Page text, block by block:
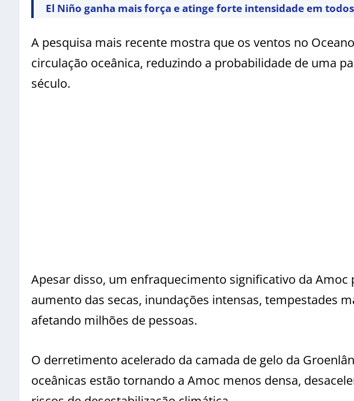
El Niño ganha mais força e atinge forte intensidade em
A pesquisa mais recente mostra que os ventos no
circulação oceânica, reduzindo a probabilidade de uma
século.
Apesar disso, um enfraquecimento significativo da
aumento das secas, inundações intensas, tempestades
afetando milhões de pessoas.
O derretimento acelerado da camada de gelo da
oceânicas estão tornando a Amoc menos densa,